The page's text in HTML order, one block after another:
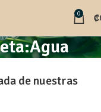
0 ₡
de nuestras